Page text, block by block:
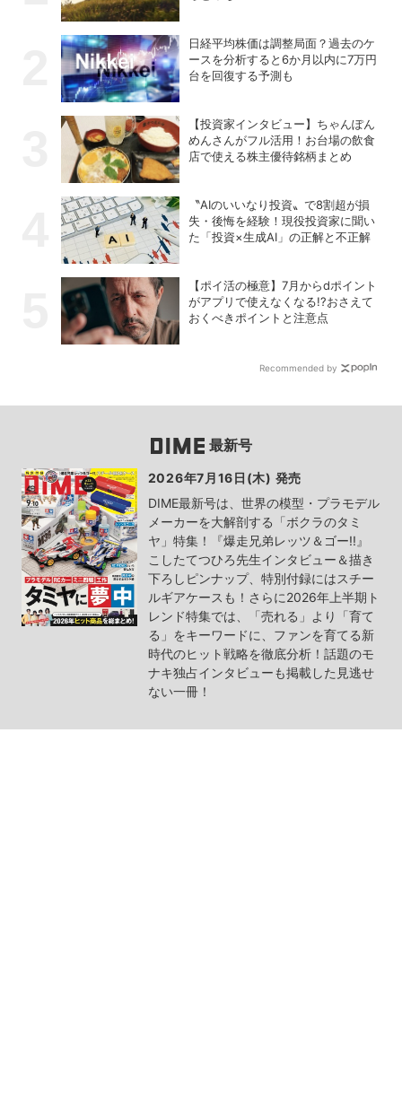
日経平均株価は調整局面？過去のケ
ースを分析すると6か月以内に7万円
台を回復する予測も
【投資家インタビュー】ちゃんぽん
めんさんがフル活用！お台場の飲食
店で使える株主優待銘柄まとめ
〝AIのいいなり投資〟で8割超が損
失・後悔を経験！現役投資家に聞い
た「投資×生成AI」の正解と不正解
【ポイ活の極意】7月からdポイント
がアプリで使えなくなる!?おさえて
おくべきポイントと注意点
Recommended by
最新号
2026年7月16日(木) 発売
DIME最新号は、世界の模型・プラモデル
メーカーを大解剖する「ボクラのタミ
ヤ」特集！『爆走兄弟レッツ＆ゴー!!』
こしたてつひろ先生インタビュー＆描き
下ろしピンナップ、特別付録にはスチー
ルギアケースも！さらに2026年上半期ト
レンド特集では、「売れる」より「育て
る」をキーワードに、ファンを育てる新
時代のヒット戦略を徹底分析！話題のモ
ナキ独占インタビューも掲載した見逃せ
ない一冊！